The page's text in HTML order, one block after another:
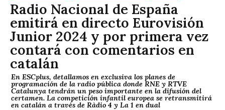
Radio Nacional de España
emitirá en directo Eurovisión
Junior 2024 y por primera vez
contará con comentarios en
catalán
En ESCplus, detallamos en exclusiva los planes de
programación de la radio pública donde RNE y RTVE
Catalunya tendrán un peso importante en la difusión del
certamen. La competición infantil europea se retransmitirá
en catalán a través de Ràdio 4 y La 1 en dual